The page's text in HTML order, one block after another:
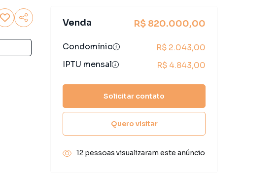
Venda R$ 820.000,00
Condomínio
R$ 2.043,00
IPTU mensal
R$ 4.843,00
Solicitar contato
Quero visitar
12 pessoas visualizaram este anúncio